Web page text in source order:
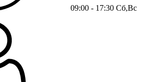
09:00 - 17:30 Сб,Вс